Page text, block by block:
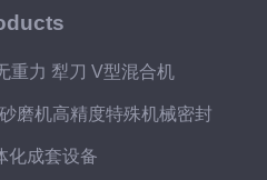
重力 犁刀 V型混合机
磨机高精度特殊机械密封
化成套设备